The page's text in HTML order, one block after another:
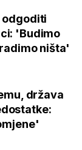
odgoditi
'Budimo
ništa'
država